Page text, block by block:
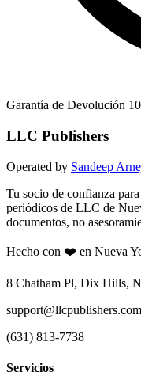
Garantía de Devolución
LLC Publishers
Operated by Sandeep
Tu socio de confianza
periódicos de LLC de
documentos, no
Hecho con ❤️ en Nueva
8 Chatham Pl, Dix Hills,
support@llcpublishers.com
(631) 813-7738
Servicios